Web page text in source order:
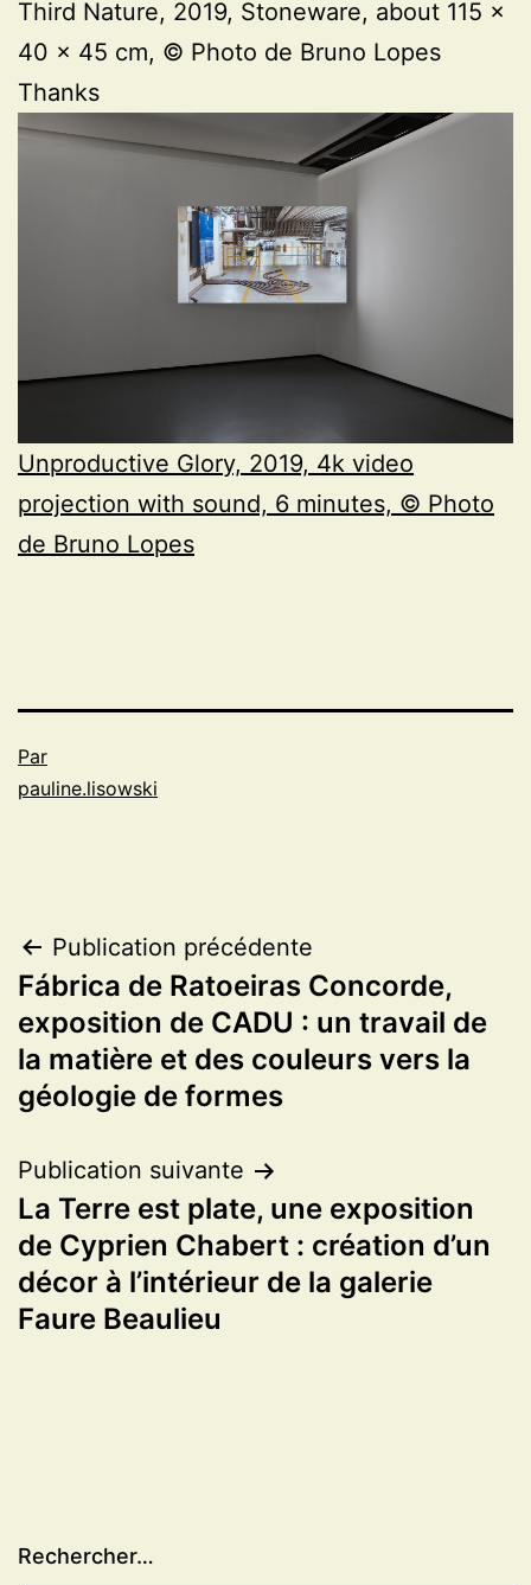
Third Nature, 2019, Stoneware, about 115 x
40 x 45 cm, © Photo de Bruno Lopes
Thanks
Unproductive Glory, 2019, 4k video
projection with sound, 6 minutes, © Photo
de Bruno Lopes
Par
pauline.lisowski
Navigation
de
l’article
Publication précédente
Fábrica de Ratoeiras Concorde,
exposition de CADU : un travail de
la matière et des couleurs vers la
géologie de formes
Publication suivante
La Terre est plate, une exposition
de Cyprien Chabert : création d’un
décor à l’intérieur de la galerie
Faure Beaulieu
Rechercher…